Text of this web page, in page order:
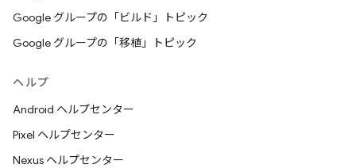
Google グループの「ビルド」トピック
Google グループの「移植」トピック
ヘルプ
Android ヘルプセンター
Pixel ヘルプセンター
Nexus ヘルプセンター